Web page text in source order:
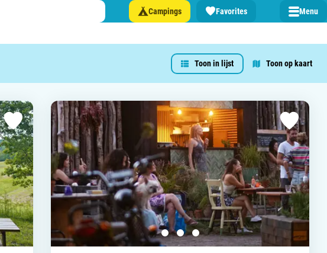
Campings Favorites Menu
Zoek een camping in ...
Nederland
Begië
Luxemburg
Frankrijk
Zwitserland
Toon in lijst Toon op kaart